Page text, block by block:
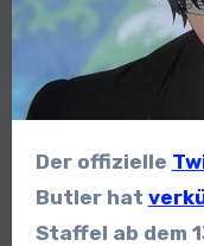
Der offizielle
Butler hat
Staffel ab dem